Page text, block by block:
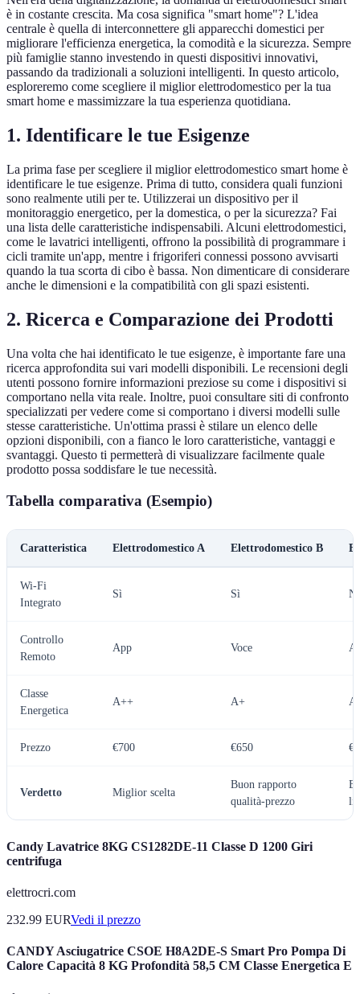
è in costante crescita. Ma cosa significa "smart home"? L'idea
centrale è quella di interconnettere gli apparecchi domestici per
migliorare l'efficienza energetica, la comodità e la sicurezza. Sempre
più famiglie stanno investendo in questi dispositivi innovativi,
passando da tradizionali a soluzioni intelligenti. In questo articolo,
esploreremo come scegliere il miglior elettrodomestico per la tua
smart home e massimizzare la tua esperienza quotidiana.
1. Identificare le tue Esigenze
La prima fase per scegliere il miglior elettrodomestico smart home è
identificare le tue esigenze. Prima di tutto, considera quali funzioni
sono realmente utili per te. Utilizzerai un dispositivo per il
monitoraggio energetico, per la domestica, o per la sicurezza? Fai
una lista delle caratteristiche indispensabili. Alcuni elettrodomestici,
come le lavatrici intelligenti, offrono la possibilità di programmare i
cicli tramite un'app, mentre i frigoriferi connessi possono avvisarti
quando la tua scorta di cibo è bassa. Non dimenticare di considerare
anche le dimensioni e la compatibilità con gli spazi esistenti.
2. Ricerca e Comparazione dei Prodotti
Una volta che hai identificato le tue esigenze, è importante fare una
ricerca approfondita sui vari modelli disponibili. Le recensioni degli
utenti possono fornire informazioni preziose su come i dispositivi si
comportano nella vita reale. Inoltre, puoi consultare siti di confronto
specializzati per vedere come si comportano i diversi modelli sulle
stesse caratteristiche. Un'ottima prassi è stilare un elenco delle
opzioni disponibili, con a fianco le loro caratteristiche, vantaggi e
svantaggi. Questo ti permetterà di visualizzare facilmente quale
prodotto possa soddisfare le tue necessità.
Tabella comparativa (Esempio)
Caratteristica Elettrodomestico A Elettrodomestico B
Wi-Fi
Integrato
Sì Sì
Controllo
Remoto
App Voce
Classe
Energetica
A++ A+
Prezzo €700 €650
Verdetto Miglior scelta
Buon rapporto
qualità-prezzo
Candy Lavatrice 8KG CS1282DE-11 Classe D 1200 Giri
centrifuga
elettrocri.com
232.99 EURVedi il prezzo
CANDY Asciugatrice CSOE H8A2DE-S Smart Pro Pompa Di
Calore Capacità 8 KG Profondità 58,5 CM Classe Energetica E